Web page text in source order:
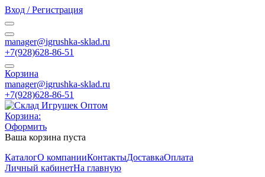
Вход / Регистрация
manager@igrushka-sklad.ru
+7(928)628-86-51
Корзина
manager@igrushka-sklad.ru
+7(928)628-86-51
Корзина:
Оформить
Ваша корзина пуста
КаталогО компанииКонтактыДоставкаОплата
Личный кабинетНа главную